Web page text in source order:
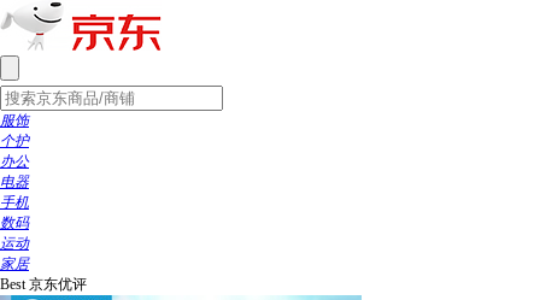
服饰
个护
办公
电器
手机
数码
运动
家居
Best 京东优评